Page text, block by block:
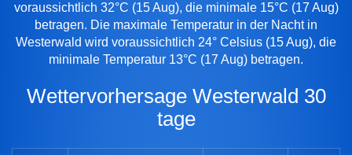
voraussichtlich 32°C (15 Aug), die minimale 15°C (17 Aug)
betragen. Die maximale Temperatur in der Nacht in
Westerwald wird voraussichtlich 24° Celsius (15 Aug), die
minimale Temperatur 13°C (17 Aug) betragen.
Wettervorhersage Westerwald 30
tage